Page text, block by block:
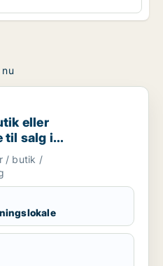
undervisningslokale til salg i
eller
til salg i
eller Fyn
/ butik /